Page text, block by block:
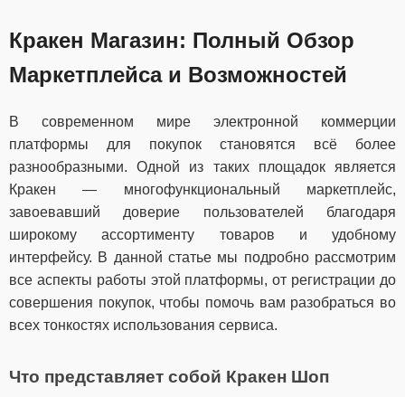
Кракен Магазин: Полный Обзор
Маркетплейса и Возможностей
В современном мире электронной коммерции
платформы для покупок становятся всё более
разнообразными. Одной из таких площадок является
Кракен — многофункциональный маркетплейс,
завоевавший доверие пользователей благодаря
широкому ассортименту товаров и удобному
интерфейсу. В данной статье мы подробно рассмотрим
все аспекты работы этой платформы, от регистрации до
совершения покупок, чтобы помочь вам разобраться во
всех тонкостях использования сервиса.
Что представляет собой Кракен Шоп